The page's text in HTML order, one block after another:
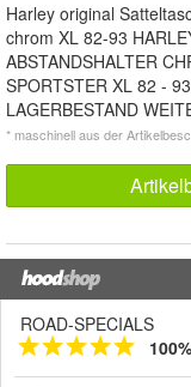
Harley original
chrom XL 82-93
ABSTANDSHALTER
SPORTSTER XL 82 -
LAGERBESTAND
* maschinell aus der
ROAD-SPECIALS